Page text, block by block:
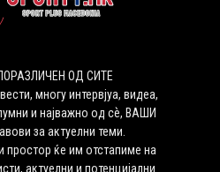
ПОРАЗЛИЧЕН ОД СИТЕ
многу интервјуа, видеа,
и најважно од сѐ, ВАШИ
за актуелни теми.
простор ќе им отстапиме на
актуелни и потенцијални